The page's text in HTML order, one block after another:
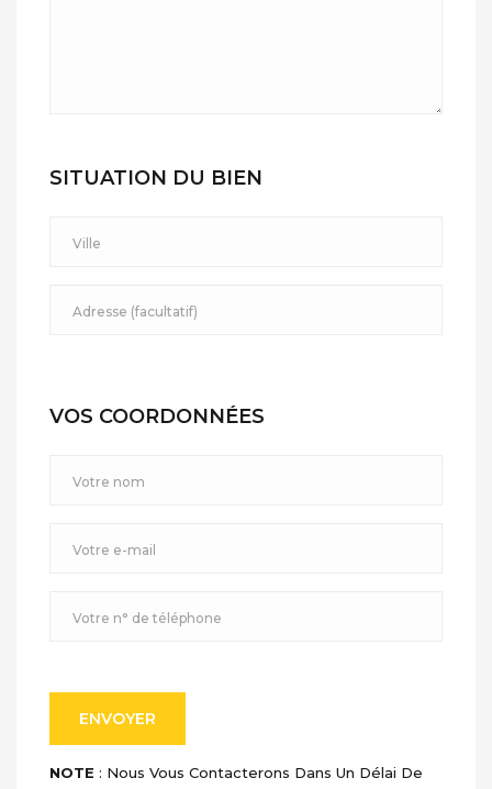
SITUATION DU BIEN
VOS COORDONNÉES
ENVOYER
NOTE : Nous Vous Contacterons Dans Un Délai De